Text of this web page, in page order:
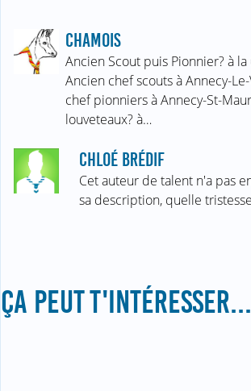
CHAMOIS
Ancien Scout puis Pionnier? à
Ancien chef scouts à Annecy-
chef pionniers à Annecy-St-
louveteaux? à…
CHLOÉ BRÉDIF
Cet auteur de talent n'a pas
sa description, quelle
ÇA PEUT T'INTÉRESSER...